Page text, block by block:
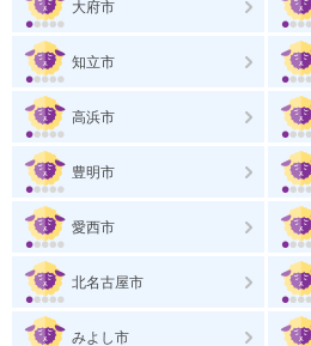
大府市
知立市
高浜市
豊明市
愛西市
北名古屋市
みよし市